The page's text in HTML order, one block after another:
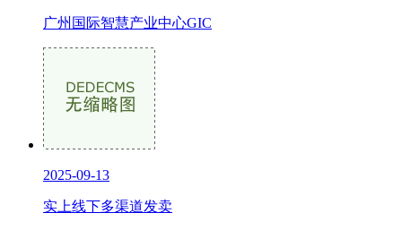
广州国际智慧产业中心GIC
2025-09-13
实上线下多渠道发卖